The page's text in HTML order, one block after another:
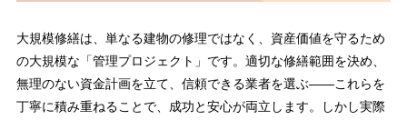
大規模修繕は、単なる建物の修理ではなく、資産価値を守るため
の大規模な「管理プロジェクト」です。適切な修繕範囲を決め、
無理のない資金計画を立て、信頼できる業者を選ぶ――これらを
丁寧に積み重ねることで、成功と安心が両立します。しかし実際